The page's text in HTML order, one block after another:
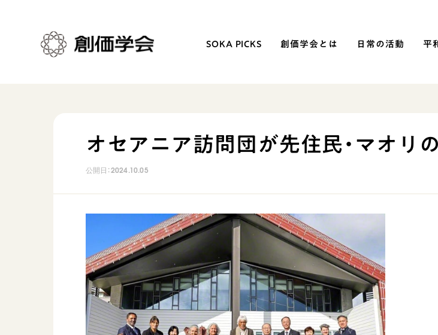
SOKA PICKS 創価学会とは 日常の活動 平
自他共の幸福
日蓮大聖人の仏法（教学入門）
釈尊～法華経
創価学会の三代会長
初代会長・牧口常三郎先生
第2代会長・戸田城聖先生
学会永遠の五指針
仏法を語る
主な行事
年間の活動について
友人葬
彼岸
取り組み
人道支援
音楽活動
展示活動
教育本部の活動
図書贈呈
オセアニア訪問団が先住民・マオリ
公開日：2024.10.05